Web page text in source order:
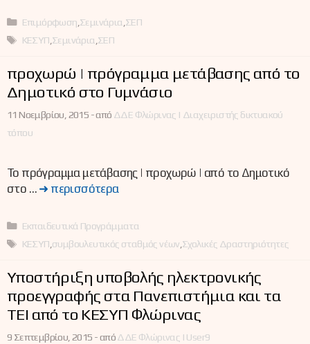
Κατηγορίες
Επιμόρφωση Σεμινάρια ΣΕΠ
Ετικέτες
ΚΕΣΥΠ Σεμινάρια ΣΕΠ
προχωρώ | πρόγραμμα μετάβασης από το
Δημοτικό στο Γυμνάσιο
11 Νοεμβρίου, 2015 -από ΔΔΕ Φλώρινας | Διαχειριστής δικτυακού
τόπου
Το πρόγραμμα μετάβασης | προχωρώ | από το Δημοτικό
στο … ➜ περισσότερα
Κατηγορίες
Εκπαιδευτικά Προγράμματα
Ετικέτες
ΚΕΣΥΠ συμβουλευτικός σταθμός νέων Σχολικές Δραστηριότητες
Υποστήριξη υποβολής ηλεκτρονικής
προεγγραφής στα Πανεπιστήμια και τα
ΤΕΙ από το ΚΕΣΥΠ Φλώρινας
9 Σεπτεμβρίου, 2015 -απόΔΔΕ Φλώρινας | User9